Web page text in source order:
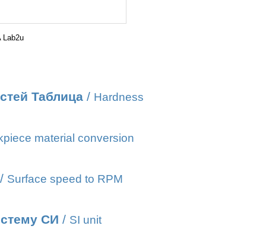
Lab2u
Таблица / Hardness
material conversion
Surface speed to RPM
СИ / SI unit